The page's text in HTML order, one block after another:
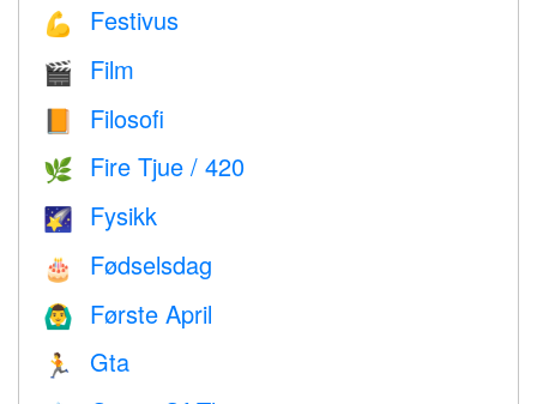
💪 Festivus
🎬 Film
📙 Filosofi
🌿 Fire Tjue / 420
🌠 Fysikk
🎂 Fødselsdag
🙆‍♂️ Første April
🏃 Gta